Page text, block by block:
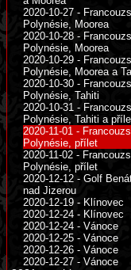
2020-10-27 -
Polynésie, Moorea
2020-10-28 -
Polynésie, Moorea
2020-10-29 -
Polynésie, Moorea a
2020-10-30 -
Polynésie, Tahiti
2020-10-31 -
Polynésie, Tahiti a
2020-11-01 -
Polynésie, přílet
2020-11-02 -
Polynésie, přílet
2020-12-12 - Golf
nad Jizerou
2020-12-19 - Klínovec
2020-12-24 - Klínovec
2020-12-24 - Vánoce
2020-12-25 - Vánoce
2020-12-26 - Vánoce
2020-12-27 - Vánoce